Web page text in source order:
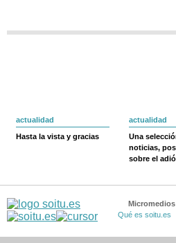
actualidad
Hasta la vista y gracias
actualidad
Una
noticias,
sobre el
Qué es soitu.es